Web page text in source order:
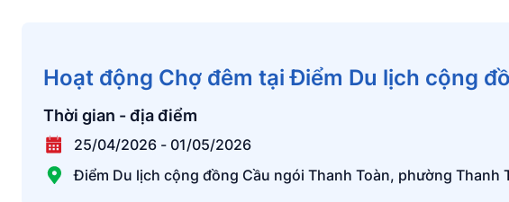
Hoạt động Chợ đêm tại Điểm Du lịch cộng
Thời gian - địa điểm
25/04/2026 - 01/05/2026
Điểm Du lịch cộng đồng Cầu ngói Thanh Toàn, phường Thanh